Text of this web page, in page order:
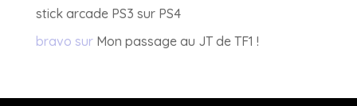
stick arcade PS3 sur PS4
bravo sur Mon passage au JT de TF1 !